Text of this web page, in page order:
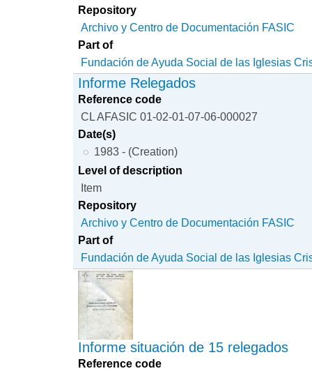
Repository
Archivo y Centro de Documentación FASIC
Part of
Fundación de Ayuda Social de las Iglesias
Informe Relegados
Reference code
CL AFASIC 01-02-01-07-06-000027
Date(s)
1983 - (Creation)
Level of description
Item
Repository
Archivo y Centro de Documentación FASIC
Part of
Fundación de Ayuda Social de las Iglesias
Informe situación de 15 relegados
Reference code